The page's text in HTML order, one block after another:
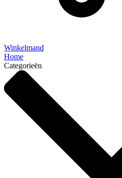
Winkelmand
Home
Categorieën